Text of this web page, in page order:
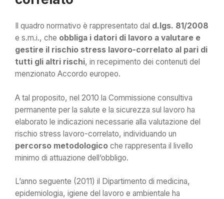
Il quadro normativo è rappresentato dal d.lgs. 81/2008
e s.m.i., che obbliga i datori di lavoro a valutare e
gestire il rischio stress lavoro-correlato al pari di
tutti gli altri rischi, in recepimento dei contenuti del
menzionato Accordo europeo.
A tal proposito, nel 2010 la Commissione consultiva
permanente per la salute e la sicurezza sul lavoro ha
elaborato le indicazioni necessarie alla valutazione del
rischio stress lavoro-correlato, individuando un
percorso metodologico che rappresenta il livello
minimo di attuazione dell’obbligo.
L’anno seguente (2011) il Dipartimento di medicina,
epidemiologia, igiene del lavoro e ambientale ha